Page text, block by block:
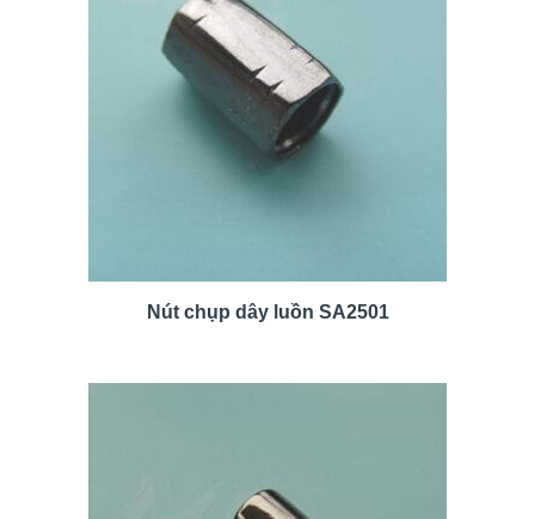
Nút chụp dây luồn SA2501